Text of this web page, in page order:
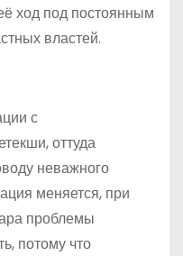
ход под постоянным
властей.
с
оттуда
неважного
меняется, при
проблемы
потому что